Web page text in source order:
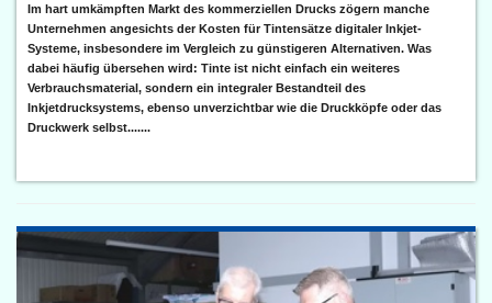
Im hart umkämpften Markt des kommerziellen Drucks zögern manche
Unternehmen angesichts der Kosten für Tintensätze digitaler Inkjet-
Systeme, insbesondere im Vergleich zu günstigeren Alternativen. Was
dabei häufig übersehen wird: Tinte ist nicht einfach ein weiteres
Verbrauchsmaterial, sondern ein integraler Bestandteil des
Inkjetdrucksystems, ebenso unverzichtbar wie die Druckköpfe oder das
Druckwerk selbst.......